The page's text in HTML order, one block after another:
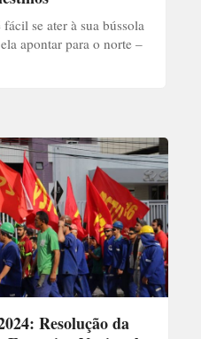
se ater à sua bússola
apontar para o norte –
Resolução da